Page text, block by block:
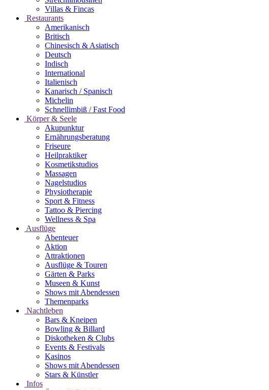
Villas & Fincas
Restaurants
Amerikanisch
Britisch
Chinesisch & Asiatisch
Deutsch
Indisch
International
Italienisch
Kanarisch / Spanisch
Michelin
Schnellimbiß / Fast Food
Körper & Seele
Akupunktur
Ernährungsberatung
Friseure
Heilpraktiker
Kosmetikstudios
Massagen
Nagelstudios
Physiotherapie
Sport & Fitness
Tattoo & Piercing
Wellness & Spa
Ausflüge
Abenteuer
Aktion
Attraktionen
Ausflüge & Touren
Gärten & Parks
Museen & Kunst
Shows mit Abendessen
Themenparks
Nachtleben
Bars & Kneipen
Bowling & Billard
Diskotheken & Clubs
Events & Festivals
Kasinos
Shows mit Abendessen
Stars & Künstler
Infos